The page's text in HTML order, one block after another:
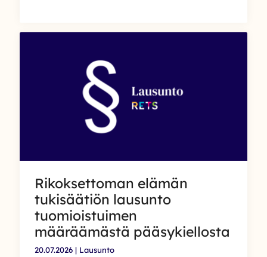
lausunto
terveysalan
yhdistysten
rahoituksesta
asetuksen
muuttamisesta
Rikoksettoman elämän
tukisäätiön lausunto
tuomioistuimen
määräämästä pääsykiellosta
20.07.2026| Lausunto